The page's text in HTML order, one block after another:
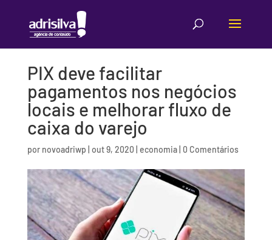
PIX deve facilitar
pagamentos nos negócios
locais e melhorar fluxo de
caixa do varejo
por novoadriwp out 9, 2020 economia| 0 Comentários